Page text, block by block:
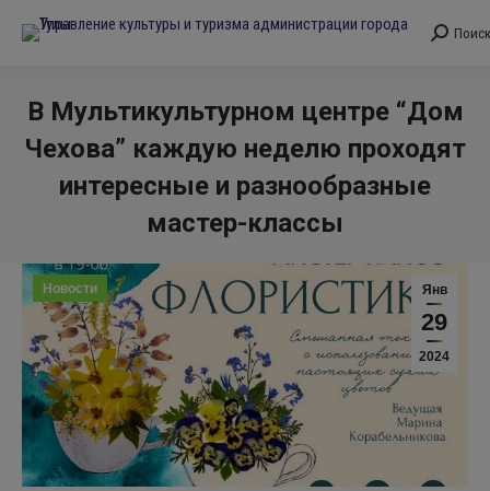
Поиск:
Поиск
В Мультикультурном центре “Дом
Чехова” каждую неделю проходят
интересные и разнообразные
мастер-классы
Янв
29
2024
Новости